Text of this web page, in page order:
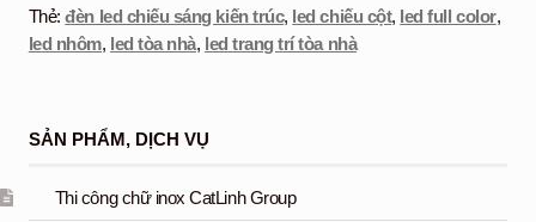
Thẻ:đèn led chiếu sáng kiến trúc, led chiếu cột, led full color,
led nhôm, led tòa nhà, led trang trí tòa nhà
SẢN PHẨM, DỊCH VỤ
Thi công chữ inox CatLinh Group